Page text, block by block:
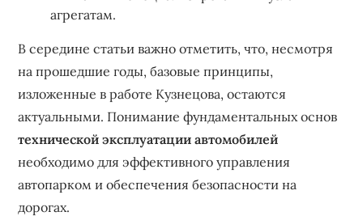
агрегатам.
В середине статьи важно отметить, что, несмотря
на прошедшие годы, базовые принципы,
изложенные в работе Кузнецова, остаются
актуальными. Понимание фундаментальных основ
технической эксплуатации автомобилей
необходимо для эффективного управления
автопарком и обеспечения безопасности на
дорогах.